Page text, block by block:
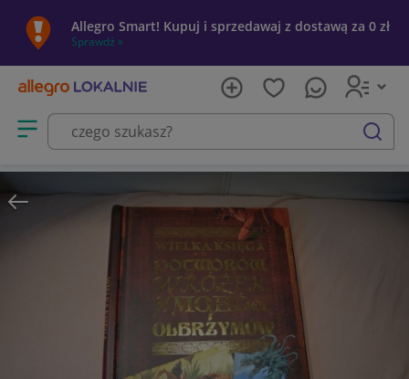
Allegro Smart! Kupuj i sprzedawaj z dostawą za 0 zł
Sprawdź »
Otwórz menu z kategoriami
szukaj